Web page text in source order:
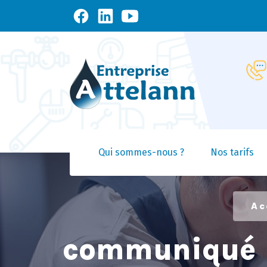
Qui sommes-nous ? Nos tarifs
communiqué